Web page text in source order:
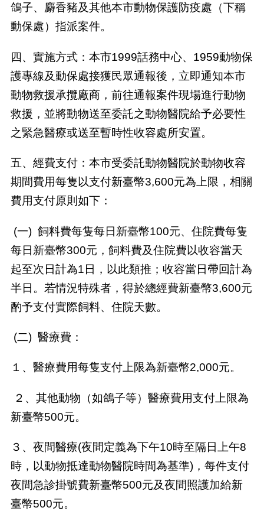
鴿子、麝香豬及其他本市動物保護防疫處（下稱
動保處）指派案件。
四、實施方式：本市1999話務中心、 1959動物保
護專線及動保處接獲民眾通報後，立即通知本市
動物救援承攬廠商，前往通報案件現場進行動物
救援，並將動物送至委託之動物醫院給予必要性
之緊急醫療或送至暫時性收容處所安置。
五、經費支付：本市受委託動物醫院於動物收容
期間費用每隻以支付新臺幣3,600元為上限，相關
費用支付原則如下：
(一) 飼料費每隻每日新臺幣100元、住院費每隻
每日新臺幣300元，飼料費及住院費以收容當天
起至次日計為1日，以此類推；收容當日帶回計為
半日。若情況特殊者，得於總經費新臺幣3,600元
酌予支付實際飼料、住院天數。
(二) 醫療費：
１、醫療費用每隻支付上限為新臺幣2,000元。
２、其他動物（如鴿子等）醫療費用支付上限為
新臺幣500元。
３、夜間醫療(夜間定義為下午10時至隔日上午8
時，以動物抵達動物醫院時間為基準)，每件支付
夜間急診掛號費新臺幣500元及夜間照護加給新
臺幣500元。